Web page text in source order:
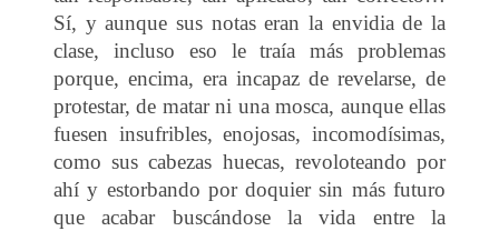
Sí, y aunque sus notas eran la envidia de la
clase, incluso eso le traía más problemas
porque, encima, era incapaz de revelarse, de
protestar, de matar ni una mosca, aunque ellas
fuesen insufribles, enojosas, incomodísimas,
como sus cabezas huecas, revoloteando por
ahí y estorbando por doquier sin más futuro
que acabar buscándose la vida entre la